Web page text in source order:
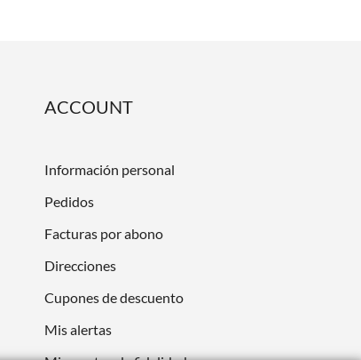
ACCOUNT
Información personal
Pedidos
Facturas por abono
Direcciones
Cupones de descuento
Mis alertas